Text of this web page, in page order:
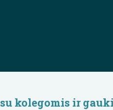
kolegomis ir